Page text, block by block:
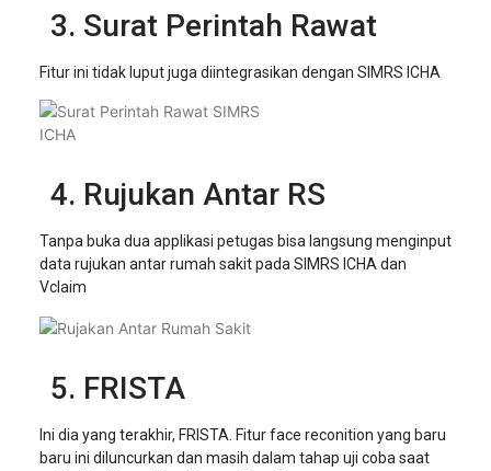
Surat Perintah Rawat
Fitur ini tidak luput juga diintegrasikan dengan SIMRS ICHA
Rujukan Antar RS
Tanpa buka dua applikasi petugas bisa langsung menginput
data rujukan antar rumah sakit pada SIMRS ICHA dan
Vclaim
FRISTA
Ini dia yang terakhir, FRISTA. Fitur face reconition yang baru
baru ini diluncurkan dan masih dalam tahap uji coba saat